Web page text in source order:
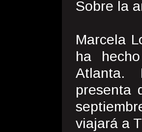
Sobre la
Marcela
ha
Atlanta.
presenta
viajará a